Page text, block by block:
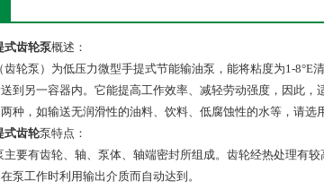
式齿轮泵概述：
齿轮泵）为低压力微型手提式节能输油泵，能将粘度为1-
到另一容器内。它能提高工作效率、减轻劳动强度，因此
种，如输送无润滑性的油料、饮料、低腐蚀性的水等，请选
式齿轮泵特点：
主要有齿轮、轴、泵体、轴端密封所组成。齿轮经热处理有
泵工作时利用输出介质而自动达到。